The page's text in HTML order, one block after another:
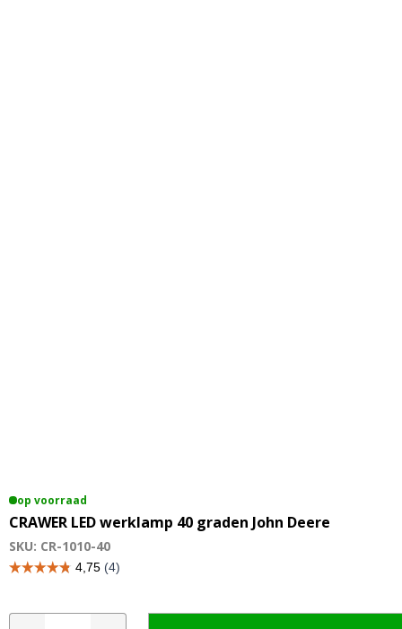
op voorraad
CRAWER LED werklamp 40 graden John Deere
SKU: CR-1010-40
CRAWER